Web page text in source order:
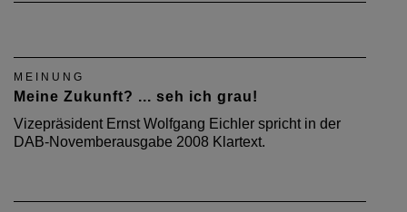
MEINUNG
Meine Zukunft? ... seh ich grau!
Vizepräsident Ernst Wolfgang Eichler spricht in der
DAB-Novemberausgabe 2008 Klartext.